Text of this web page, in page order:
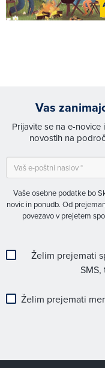
Vas
Prijavite se na e-
novostih na
Vaše osebne podatke bo
novic in ponudb. Od
povezavo v prejetem
Želim prejemati
Želim prejemati